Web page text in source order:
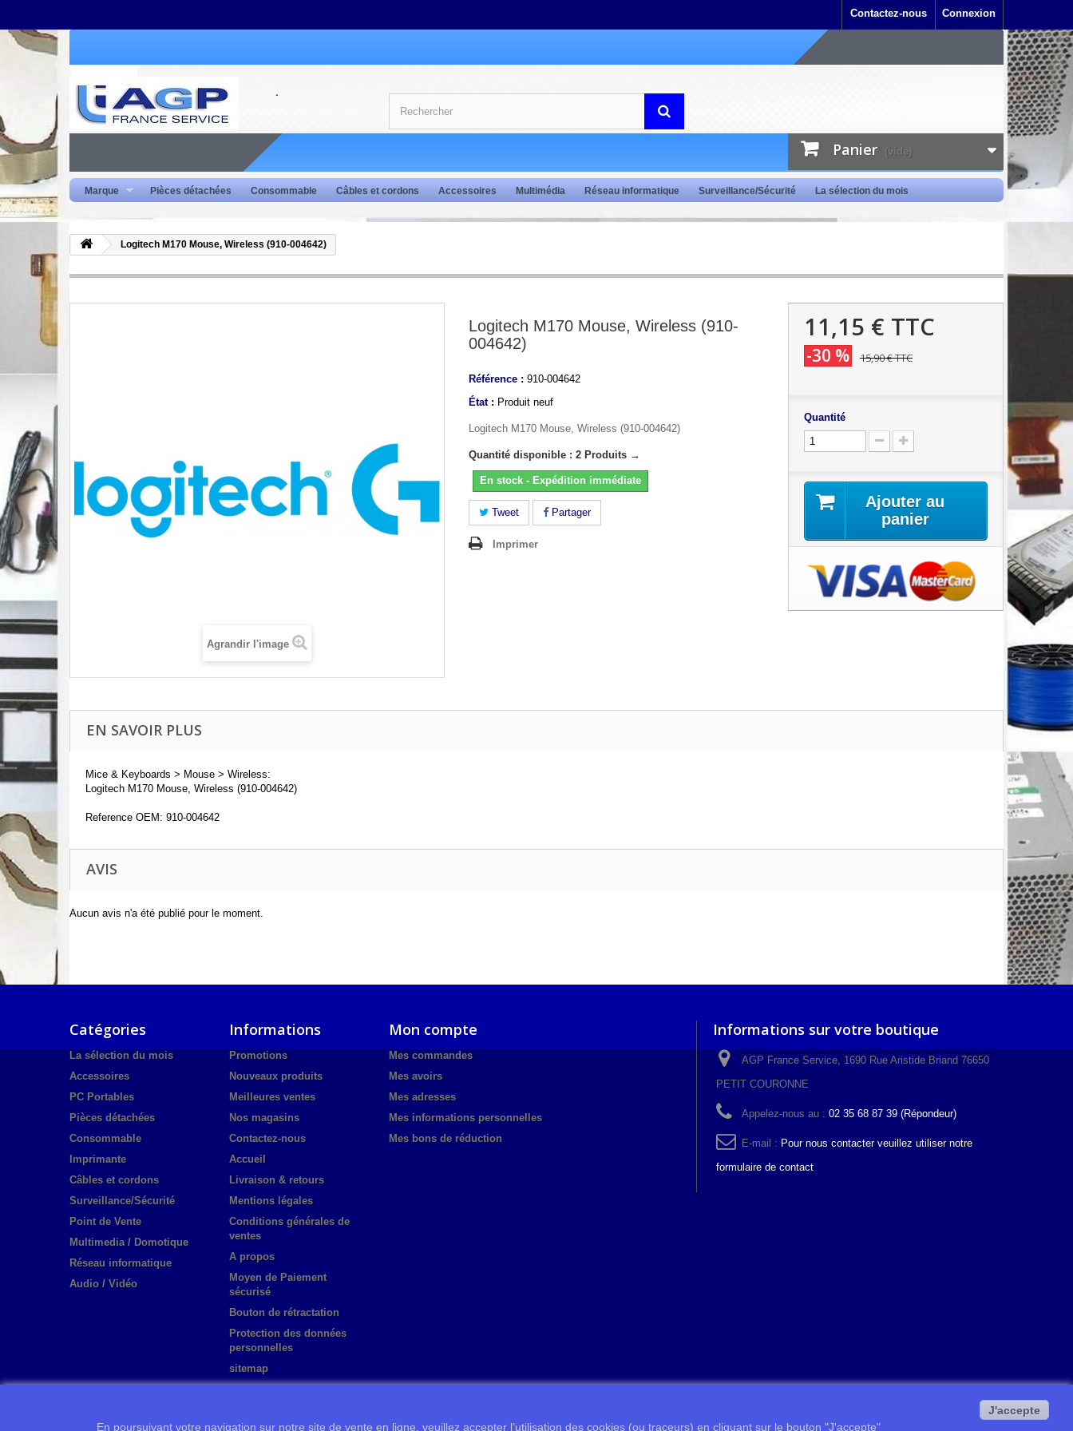
Connexion
Contactez-nous
Panier (vide)
Marque Pièces détachées Consommable Câbles et cordons Accessoires Multimédia Réseau informatique Surveillance/Sécurité La sélection du mois
Logitech M170 Mouse, Wireless (910-004642)
Agrandir l'image
Logitech M170 Mouse, Wireless (910-
004642)
Référence : 910-004642
État : Produit neuf
Logitech M170 Mouse, Wireless (910-004642)
Quantité disponible : 2 Produits →
En stock - Expédition immédiate
Tweet Partager
Imprimer
11,15 € TTC
-30 % 15,90 €TTC
Quantité
Ajouter au
panier
EN SAVOIR PLUS
Mice & Keyboards > Mouse > Wireless:
Logitech M170 Mouse, Wireless (910-004642)
Reference OEM: 910-004642
AVIS
Aucun avis n'a été publié pour le moment.
Catégories
La sélection du mois
Accessoires
PC Portables
Pièces détachées
Consommable
Imprimante
Câbles et cordons
Surveillance/Sécurité
Point de Vente
Multimedia / Domotique
Réseau informatique
Audio / Vidéo
Informations
Promotions
Nouveaux produits
Meilleures ventes
Nos magasins
Contactez-nous
Accueil
Livraison & retours
Mentions légales
Conditions générales de
ventes
A propos
Moyen de Paiement
sécurisé
Bouton de rétractation
Protection des données
personnelles
sitemap
Mon compte
Mes commandes
Mes avoirs
Mes adresses
Mes informations personnelles
Mes bons de réduction
Informations sur votre boutique
AGP France Service, 1690 Rue Aristide Briand 76650
PETIT COURONNE
Appelez-nous au : 02 35 68 87 39 (Répondeur)
E-mail : Pour nous contacter veuillez utiliser notre
formulaire de contact
En poursuivant votre navigation sur notre site de vente en ligne, veuillez accepter l’utilisation des cookies (ou traceurs) en cliquant sur le bouton "J'accepte"
J'accepte